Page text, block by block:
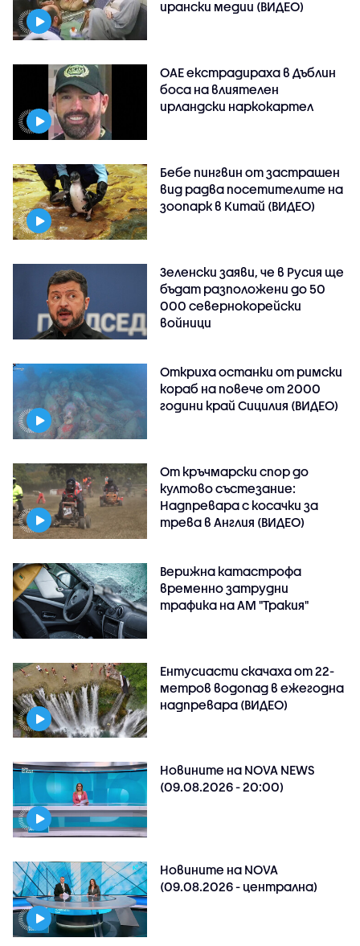
ирански медии (ВИДЕО)
ОАЕ екстрадираха в Дъблин
боса на влиятелен
ирландски наркокартел
Бебе пингвин от застрашен
вид радва посетителите на
зоопарк в Китай (ВИДЕО)
Зеленски заяви, че в Русия ще
бъдат разположени до 50
000 севернокорейски
войници
Откриха останки от римски
кораб на повече от 2000
години край Сицилия (ВИДЕО)
От кръчмарски спор до
култово състезание:
Надпревара с косачки за
трева в Англия (ВИДЕО)
Верижна катастрофа
временно затрудни
трафика на АМ "Тракия"
Ентусиасти скачаха от 22-
метров водопад в ежегодна
надпревара (ВИДЕО)
Новините на NOVA NEWS
(09.08.2026 - 20:00)
Новините на NOVA
(09.08.2026 - централна)